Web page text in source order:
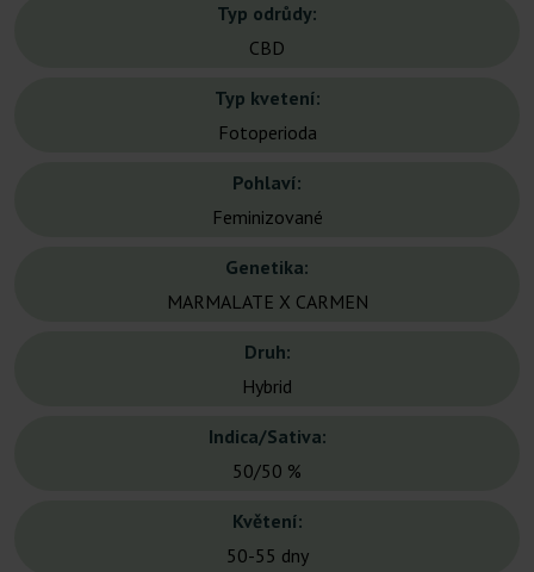
Typ odrůdy:
CBD
Typ kvetení:
Fotoperioda
Pohlaví:
Feminizované
Genetika:
MARMALATE X CARMEN
Druh:
Hybrid
Indica/Sativa:
50/50 %
Květení:
50-55 dny